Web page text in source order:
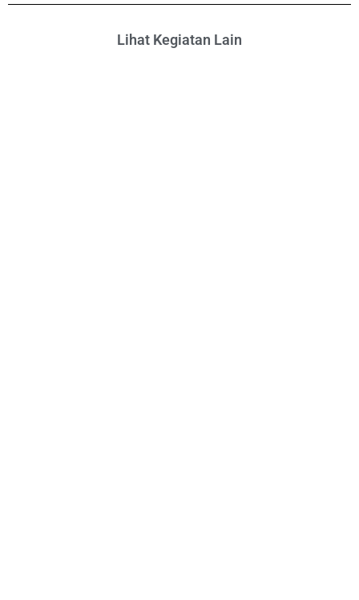
Lihat Kegiatan Lain